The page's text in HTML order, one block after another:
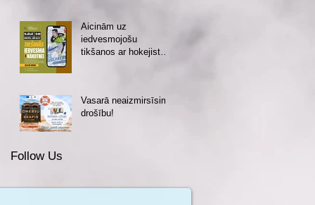
Aicinām uz
iedvesmojošu
tikšanos ar hokejistu
Vasarā neaizmirsīsim
drošību!
Follow Us